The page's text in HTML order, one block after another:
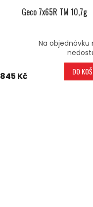
Geco 7x65R TM 10,7g
Na objednávku
845 Kč DO